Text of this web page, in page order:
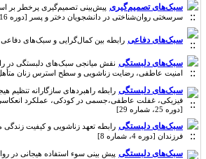
سبک‌های تصمیم‌گیری پیش‌بینی تصمیم‌گیری پرخطر بر
سرسختی روان‌شناختی در دانشجویان دختر و پسر [دوره 16، شماره 20]
سبک‌های دفاعی رابطه بین کمال‌گرایی و سبک‌های دفاعی در
سبک‌های دلبستگی نقش میانجی سبک‌های دلبستگی در
امنیت عاطفی، رضایت زناشویی و سطح استرس زنان متأهل شهر مشهد
سبک‌های دلبستگی رابطه راهبردهای سازگارانه تنظیم
فیزیکی، غفلت عاطفی،جسمی در کودکی، عملکرد انعکاسی
[دوره 25، شماره 29]
سبک‌های دلبستگی رابطه تعهد زناشویی و کیفیت زندگی
فرزندان [دوره 4، شماره 8]
سبک‌های دلبستگی پیش بینی سوء استفاده هیجانی در